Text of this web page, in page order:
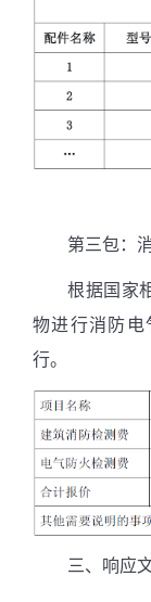
第三包：
根据国家
物进行消防电
行。
三、响应